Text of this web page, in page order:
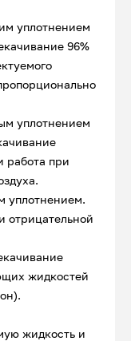
уплотнением
96%
уплотнением
работа при
уплотнением.
отрицательной
жидкостей
жидкость и